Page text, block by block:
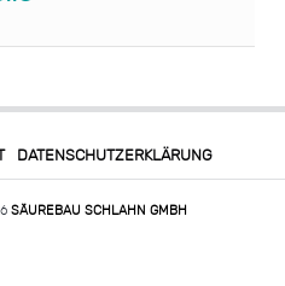
DATENSCHUTZERKLÄRUNG
SÄUREBAU SCHLAHN GMBH